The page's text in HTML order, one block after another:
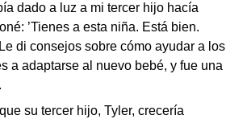
dado a luz a mi tercer hijo hacía
’Tienes a esta niña. Está bien.
di consejos sobre cómo ayudar a los
a adaptarse al nuevo bebé, y fue una
su tercer hijo, Tyler, crecería